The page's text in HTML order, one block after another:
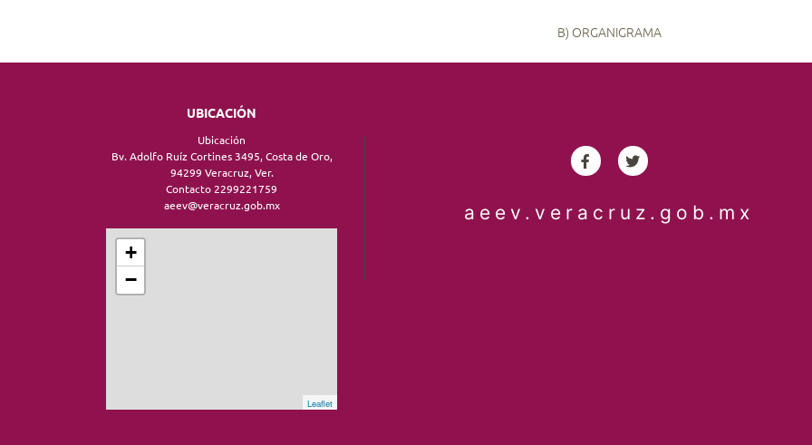
B) ORGANIGRAMA
UBICACIÓN
Ubicación
Bv. Adolfo Ruíz Cortines 3495, Costa de Oro,
94299 Veracruz, Ver.
Contacto 2299221759
aeev@veracruz.gob.mx
+
−
Leaflet
aeev.veracruz.gob.mx